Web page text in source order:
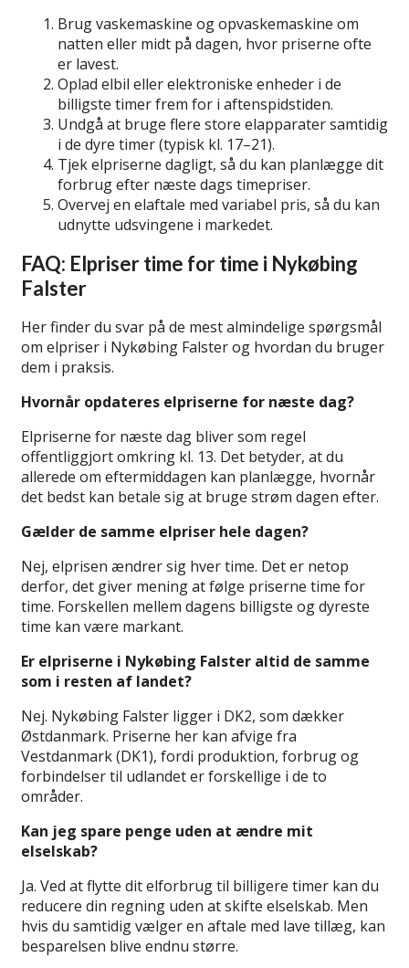
Brug vaskemaskine og opvaskemaskine om
natten eller midt på dagen, hvor priserne ofte
er lavest.
Oplad elbil eller elektroniske enheder i de
billigste timer frem for i aftenspidstiden.
Undgå at bruge flere store elapparater samtidig
i de dyre timer (typisk kl. 17–21).
Tjek elpriserne dagligt, så du kan planlægge dit
forbrug efter næste dags timepriser.
Overvej en elaftale med variabel pris, så du kan
udnytte udsvingene i markedet.
FAQ: Elpriser time for time i Nykøbing
Falster
Her finder du svar på de mest almindelige spørgsmål
om elpriser i Nykøbing Falster og hvordan du bruger
dem i praksis.
Hvornår opdateres elpriserne for næste dag?
Elpriserne for næste dag bliver som regel
offentliggjort omkring kl. 13. Det betyder, at du
allerede om eftermiddagen kan planlægge, hvornår
det bedst kan betale sig at bruge strøm dagen efter.
Gælder de samme elpriser hele dagen?
Nej, elprisen ændrer sig hver time. Det er netop
derfor, det giver mening at følge priserne time for
time. Forskellen mellem dagens billigste og dyreste
time kan være markant.
Er elpriserne i Nykøbing Falster altid de samme
som i resten af landet?
Nej. Nykøbing Falster ligger i DK2, som dækker
Østdanmark. Priserne her kan afvige fra
Vestdanmark (DK1), fordi produktion, forbrug og
forbindelser til udlandet er forskellige i de to
områder.
Kan jeg spare penge uden at ændre mit
elselskab?
Ja. Ved at flytte dit elforbrug til billigere timer kan du
reducere din regning uden at skifte elselskab. Men
hvis du samtidig vælger en aftale med lave tillæg, kan
besparelsen blive endnu større.